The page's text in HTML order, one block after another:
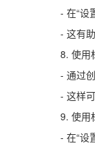
- 在“设
- 这有
8. 使用
- 通过
- 这样
9. 使用
- 在“设